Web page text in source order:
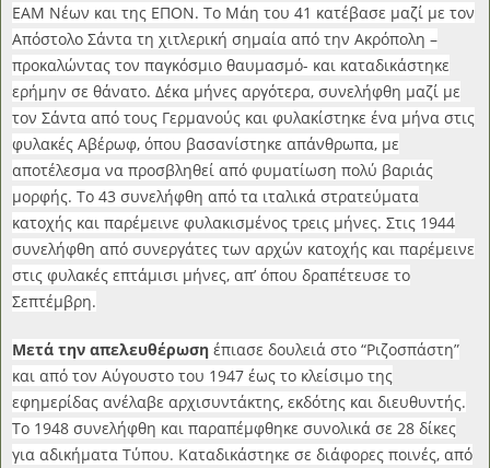
ΕΑΜ Νέων και της ΕΠΟΝ. Το Μάη του 41 κατέβασε μαζί με τον
Απόστολο Σάντα τη χιτλερική σημαία από την Ακρόπολη –
προκαλώντας τον παγκόσμιο θαυμασμό- και καταδικάστηκε
ερήμην σε θάνατο. Δέκα μήνες αργότερα, συνελήφθη μαζί με
τον Σάντα από τους Γερμανούς και φυλακίστηκε ένα μήνα στις
φυλακές Αβέρωφ, όπου βασανίστηκε απάνθρωπα, με
αποτέλεσμα να προσβληθεί από φυματίωση πολύ βαριάς
μορφής. Το 43 συνελήφθη από τα ιταλικά στρατεύματα
κατοχής και παρέμεινε φυλακισμένος τρεις μήνες. Στις 1944
συνελήφθη από συνεργάτες των αρχών κατοχής και παρέμεινε
στις φυλακές επτάμισι μήνες, απ’ όπου δραπέτευσε το
Σεπτέμβρη.
Μετά την απελευθέρωση έπιασε δουλειά στο “Ριζοσπάστη”
και από τον Αύγουστο του 1947 έως το κλείσιμο της
εφημερίδας ανέλαβε αρχισυντάκτης, εκδότης και διευθυντής.
Το 1948 συνελήφθη και παραπέμφθηκε συνολικά σε 28 δίκες
για αδικήματα Τύπου. Καταδικάστηκε σε διάφορες ποινές, από